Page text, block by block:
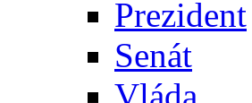
Prezident
Senát
Vláda